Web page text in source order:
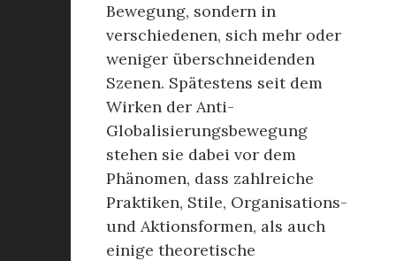
Bewegung, sondern in
verschiedenen, sich mehr oder
weniger überschneidenden
Szenen. Spätestens seit dem
Wirken der Anti-
Globalisierungsbewegung
stehen sie dabei vor dem
Phänomen, dass zahlreiche
Praktiken, Stile, Organisations-
und Aktionsformen, als auch
einige theoretische